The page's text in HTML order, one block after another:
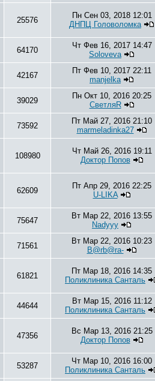
25576
Пн Сен 03, 2018 12:01
ДНПЦ Головоломка
64170
Чт Фев 16, 2017 14:47
Soloveva
42167
Пт Фев 10, 2017 22:11
manjelka
39029
Пн Окт 10, 2016 20:25
СветляR
73592
Пт Май 27, 2016 21:10
marmeladinka27
108980
Чт Май 26, 2016 19:11
Доктор Попов
62609
Пт Апр 29, 2016 22:25
U-LIKA
75647
Вт Мар 22, 2016 13:55
Nadyyy
71561
Вт Мар 22, 2016 10:23
B@rb@ra-
61821
Пт Мар 18, 2016 14:35
Поликлиника Санталь
44644
Вт Мар 15, 2016 11:12
Поликлиника Санталь
47356
Вс Мар 13, 2016 21:25
Доктор Попов
53287
Чт Мар 10, 2016 16:00
Поликлиника Санталь